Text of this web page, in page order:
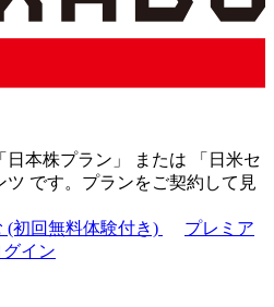
日本株プラン 」 または 「 日米セ
ツ です。プランをご契約して見
(初回無料体験付き)
プレミア
イン